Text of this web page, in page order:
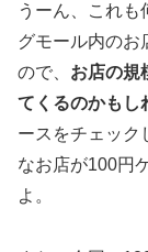
うーん、これ
グモール内のお
ので、 お店の規
てくるのかもし
ースをチェック
なお店が100円
よ。